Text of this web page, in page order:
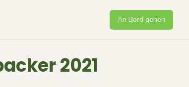
An Bord gehen
2021